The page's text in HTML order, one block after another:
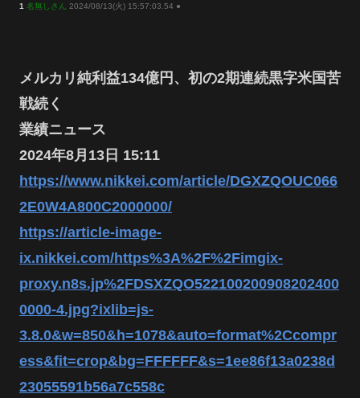
1 名無しさん 2024/08/13(火) 15:57:03.54 ●
メルカリ純利益134億円、初の2期連続黒字米国苦
戦続く
業績ニュース
2024年8月13日 15:11
https://www.nikkei.com/article/DGXZQOUC066
2E0W4A800C2000000/
https://article-image-
ix.nikkei.com/https%3A%2F%2Fimgix-
proxy.n8s.jp%2FDSXZQO522100200908202400
0000-4.jpg?ixlib=js-
3.8.0&w=850&h=1078&auto=format%2Ccompr
ess&fit=crop&bg=FFFFFF&s=1ee86f13a0238d
23055591b56a7c558c